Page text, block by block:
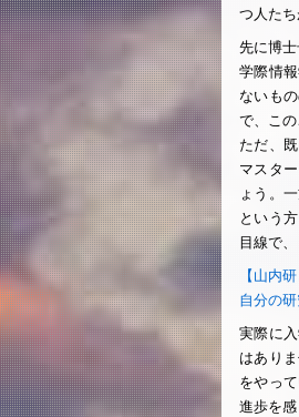
つ人た
先に博
学際情
ないも
で、こ
ただ、
マスタ
ょう。
という
目線で
【山内
自分の
実際に
はあり
をやっ
進歩を